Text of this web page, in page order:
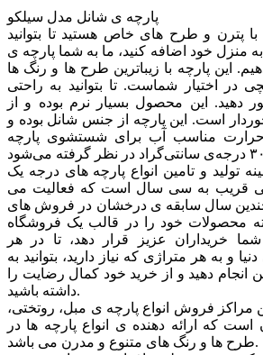
پارچه ی شانل مدل سیلکو
با پترن و طرح های خاص هستید تا بتوانید
به منزل خود اضافه کنید، ما به شما پارچه ی
این پارچه با زیباترین طرح ها و رنگ ها
در اختیار شماست. تا بتوانید به راحتی
دهید. این محصول بسیار نرم بوده و از
است. این پارچه از جنس شانل بوده و
مناسب آب برای شستشوی پارچه
تولید و تامین انواع پارچه های درجه یک
قریب به سی سال است که فعالیت می
چندین سال سابقه ی درخشان در فروش های
محصولات خود را در قالب یک فروشگاه
خریداران عزیز قرار دهد، تا در هر
و به هر متراژی که نیاز دارید، بتوانید به
انجام دهید و از خرید خود کمال رضایت را
داشته باشید.
مراکز فروش انواع پارچه ی مبل، روتختی،
که ارائه دهنده ی انواع پارچه ها در
طرح ها و رنگ های متنوع و مدرن می باشد.